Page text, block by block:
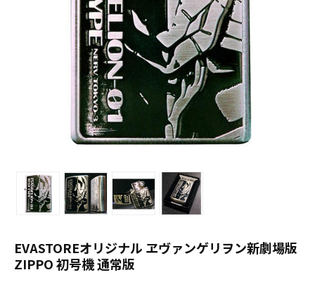
EVASTOREオリジナル ヱヴァンゲリヲン新劇場版
ZIPPO 初号機 通常版